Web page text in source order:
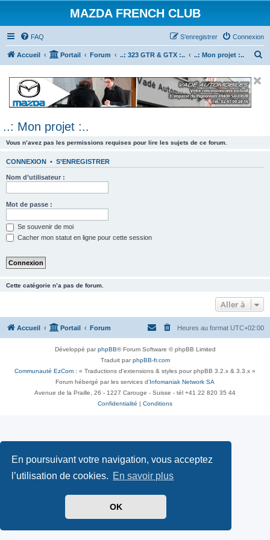
En poursuivant votre navigation, vous acceptez
l’utilisation de cookies. En savoir plus
OK
MAZDA FRENCH CLUB
FAQ Connexion
S’enregistrer
Accueil Portail Forum ..: 323 GTR & GTX :.. ..: Mon projet :..
e
..: Mon projet :..
Vous n’avez pas les permissions requises pour lire les sujets de ce forum.
CONNEXION • S’ENREGISTRER
Nom d’utilisateur :
Mot de passe :
Se souvenir de moi
Cacher mon statut en ligne pour cette session
Cette catégorie n’a pas de forum.
Aller à
Accueil Portail Forum Heures au format UTC+02:00
Développé parphpBB® Forum Software © phpBB Limited
Traduit parphpBB-fr.com
Communauté EzCom : « Traductions d'extensions & styles pour phpBB 3.2.x & 3.3.x »
Forum hébergé par les services d’ Infomaniak Network SA
Avenue de la Praille, 26 - 1227 Carouge - Suisse - tél +41 22 820 35 44
Confidentialité
Conditions